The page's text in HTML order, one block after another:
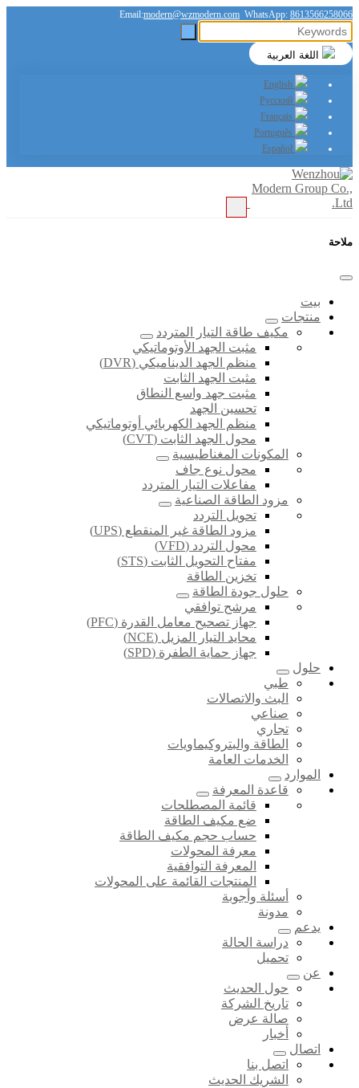
Email:modern@wzmodern.com WhatsApp: 8613566258066
ملاحة
بيت
منتجات
مكيف طاقة التيار المتردد
مثبت الجهد الأوتوماتيكي
منظم الجهد الديناميكي (DVR)
مثبت الجهد الثابت
مثبت جهد واسع النطاق
تحسين الجهد
منظم الجهد الكهربائي أوتوماتيكي
محول الجهد الثابت (CVT)
المكونات المغناطيسية
محول نوع جاف
مفاعلات التيار المتردد
مزود الطاقة الصناعية
تحويل التردد
مزود الطاقة غير المنقطع (UPS)
محول التردد (VFD)
مفتاح التحويل الثابت (STS)
تخزين الطاقة
حلول جودة الطاقة
مرشح توافقي
جهاز تصحيح معامل القدرة (PFC)
محايد التيار المزيل (NCE)
جهاز حماية الطفرة (SPD)
حلول
طبي
البث والاتصالات
صناعي
تجاري
الطاقة والبتروكيماويات
الخدمات العامة
الموارد
قاعدة المعرفة
قائمة المصطلحات
ضع مكيف الطاقة
حساب حجم مكيف الطاقة
معرفة المحولات
المعرفة التوافقية
المنتجات القائمة على المحولات
أسئلة وأجوبة
مدونة
يدعم
دراسة الحالة
تحميل
عن
حول الحديث
تاريخ الشركة
صالة عرض
أخبار
اتصال
اتصل بنا
الشريك الحديث